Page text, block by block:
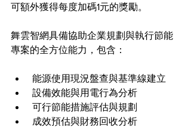
可額外獲得每度加碼1元的獎勵。
舞雲智網具備協助企業規劃與執行節能
專案的全方位能力，包含：
能源使用現況盤查與基準線建立
設備效能與用電行為分析
可行節能措施評估與規劃
成效預估與財務回收分析